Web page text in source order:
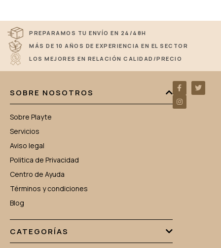
PREPARAMOS TU ENVÍO EN 24/48H
MÁS DE 10 AÑOS DE EXPERIENCIA EN EL SECTOR
LOS MEJORES EN RELACIÓN CALIDAD/PRECIO
SOBRE NOSOTROS
Sobre Playte
Servicios
Aviso legal
Politica de Privacidad
Centro de Ayuda
Términos y condiciones
Blog
CATEGORÍAS